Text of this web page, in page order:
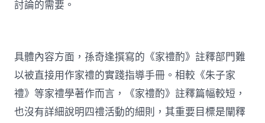
討論的需要。
具體內容方面，孫奇逢撰寫的《家禮酌》註釋部門難
以被直接用作家禮的實踐指導手冊。相較《朱子家
禮》等家禮學著作而言，《家禮酌》註釋篇幅較短，
也沒有詳細說明四禮活動的細則，其重要目標是闡釋